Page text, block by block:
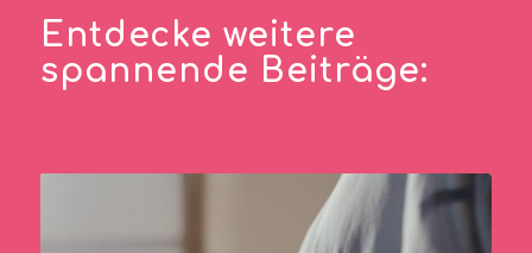
Entdecke weitere
spannende Beiträge: